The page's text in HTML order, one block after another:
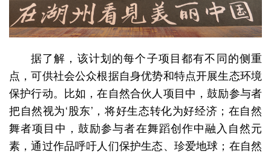
据了解，该计划的每个子项目都有不同的侧重
点，可供社会公众根据自身优势和特点开展生态环境
保护行动。比如，在自然合伙人项目中，鼓励参与者
把自然视为‘股东’，将好生态转化为好经济；在自然
舞者项目中，鼓励参与者在舞蹈创作中融入自然元
素，通过作品呼吁人们保护生态、珍爱地球；在自然